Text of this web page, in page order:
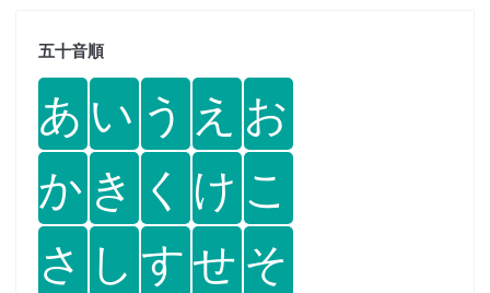
五十音順
あ い う え お
か き く け こ
さ し すせ そ